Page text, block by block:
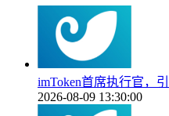
imToken首席执行官，
2026-08-09 13:30:00